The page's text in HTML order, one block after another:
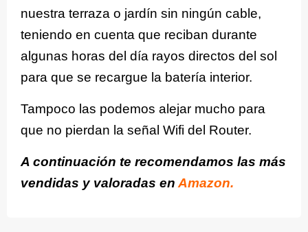
nuestra terraza o jardín sin ningún cable,
teniendo en cuenta que reciban durante
algunas horas del día rayos directos del sol
para que se recargue la batería interior.
Tampoco las podemos alejar mucho para
que no pierdan la señal Wifi del Router.
A continuación te recomendamos las más
vendidas y valoradas en Amazon.